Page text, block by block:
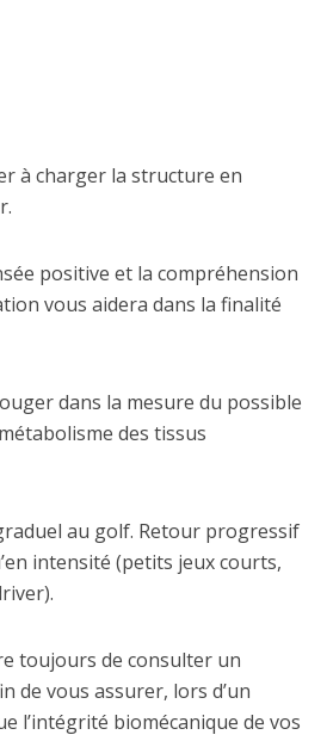
à charger la structure en
positive et la compréhension
vous aidera dans la finalité
dans la mesure du possible
des tissus
au golf. Retour progressif
intensité (petits jeux courts,
toujours de consulter un
de vous assurer, lors d’un
l’intégrité biomécanique de vos